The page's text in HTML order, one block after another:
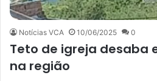
Notícias VCA 10/06/2025 0
Teto de igreja desaba
na região